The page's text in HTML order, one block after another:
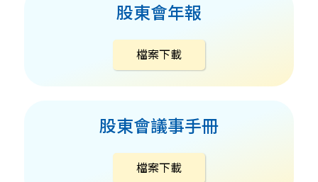
股東會年報
檔案下載
股東會議事手冊
檔案下載